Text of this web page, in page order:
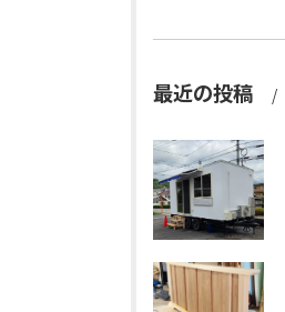
最近の投稿